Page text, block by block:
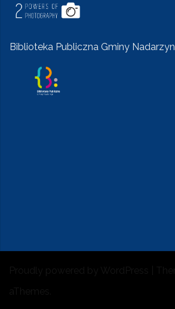
Biblioteka Publiczna Gminy Nadarzyn